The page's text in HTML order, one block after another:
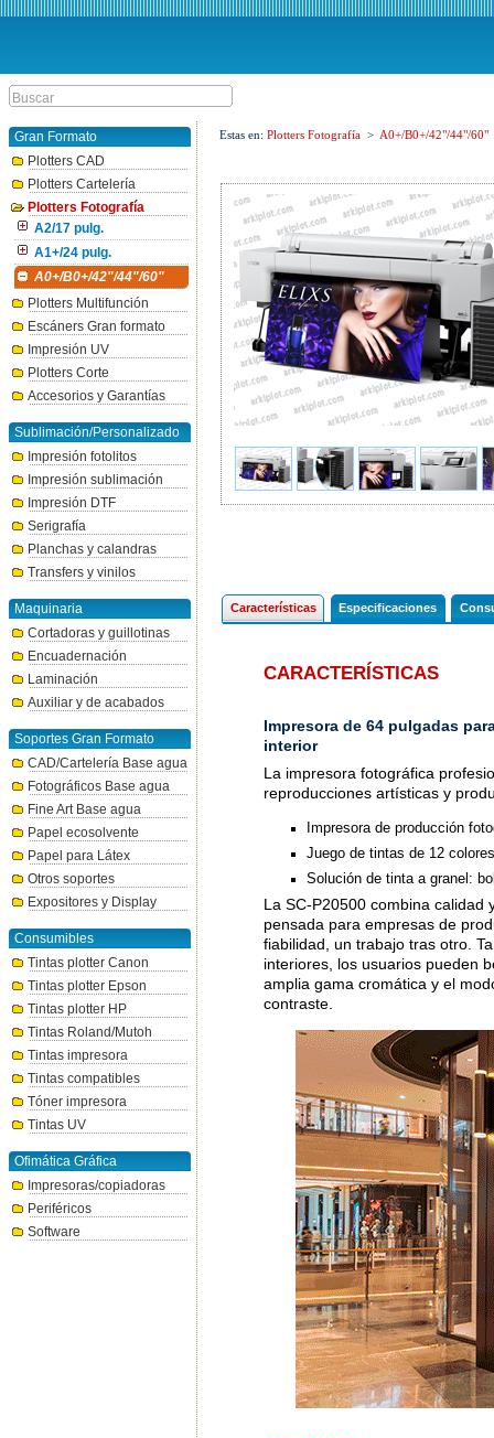
Gran Formato
Plotters CAD
Plotters Cartelería
Plotters Fotografía
A2/17 pulg.
A1+/24 pulg.
A0+/B0+/42"/44"/60"
Plotters Multifunción
Escáners Gran formato
Impresión UV
Plotters Corte
Accesorios y Garantías
Sublimación/Personalizado
Impresión fotolitos
Impresión sublimación
Impresión DTF
Serigrafía
Planchas y calandras
Transfers y vinilos
Maquinaria
Cortadoras y guillotinas
Encuadernación
Laminación
Auxiliar y de acabados
Soportes Gran Formato
CAD/Cartelería Base agua
Fotográficos Base agua
Fine Art Base agua
Papel ecosolvente
Papel para Látex
Otros soportes
Expositores y Display
Consumibles
Tintas plotter Canon
Tintas plotter Epson
Tintas plotter HP
Tintas Roland/Mutoh
Tintas impresora
Tintas compatibles
Tóner impresora
Tintas UV
Ofimática Gráfica
Impresoras/copiadoras
Periféricos
Software
Estas en: Plotters Fotografía > A0+/B0+/42"/44"/60"
Características Especificaciones
CARACTERÍSTICAS
Impresora de 64 pulgadas
interior
La impresora fotográfica
reproducciones artísticas y
Impresora de producción
Juego de tintas de 12
Solución de tinta a granel:
La SC-P20500 combina calidad
pensada para empresas de
fiabilidad, un trabajo tras otro.
interiores, los usuarios pueden
amplia gama cromática y el
contraste.